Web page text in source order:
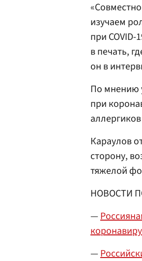
изучаем
при
в печать,
он в
По мнению
при
Караулов
сторону,
тяжелой
НОВОСТИ
—
—